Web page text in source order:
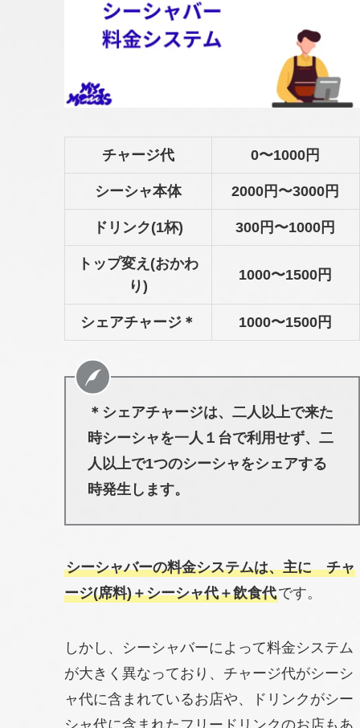
チャージ代 0〜1000円
シーシャ本体 2000円〜3000円
ドリンク(1杯) 300円〜1000円
トップ変え(おかわ
り)
1000〜1500円
シェアチャージ＊ 1000〜1500円
＊シェアチャージは、二人以上で来た
時シーシャを一人１台で利用せず、二
人以上で1つのシーシャをシェアする
時発生します。
シーシャバーの料金システムは、主に チャ
ージ(席料)＋シーシャ代＋飲食代です。
しかし、シーシャバーによって料金システム
が大きく異なっており、チャージ代がシーシ
ャ代に含まれているお店や、ドリンクがシー
シャ代に含まれたフリードリンクのお店もあ